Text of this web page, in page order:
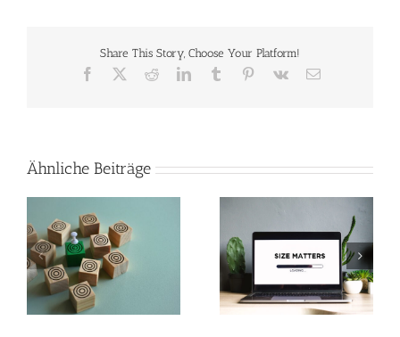
Share This Story, Choose Your Platform!
Facebook RedditLinkedInTumblr Pinterest
Vk
E-
Ähnliche Beiträge
So verkleinerst du
Bilder in Photoshop
und machst deine
Webseite schneller
Perfekte Video-
Beleuchtung mit nur
zwei Lichtquellen